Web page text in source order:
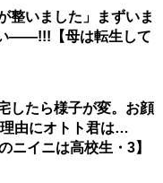
整いました」まずいま
――!!!【母は転生して
したら様子が変。お顔
由にオトト君は…
ニイニは高校生・3】